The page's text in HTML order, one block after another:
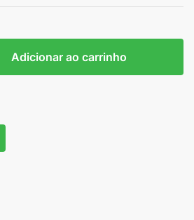
Adicionar ao carrinho